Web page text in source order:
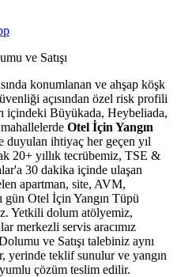
ve Satışı
konumlanan ve ahşap köşk
açısından özel risk profili
içindeki Büyükada, Heybeliada,
Otel İçin Yangın
duyulan ihtiyaç her geçen yıl
20+ yıllık tecrübemiz, TSE &
30 dakika içinde ulaşan
apartman, site, AVM,
gün Otel İçin Yangın Tüpü
Yetkili dolum atölyemiz,
merkezli servis aracımız
ve Satışı talebiniz aynı
yerinde teklif sunulur ve yangın
çözüm teslim edilir.